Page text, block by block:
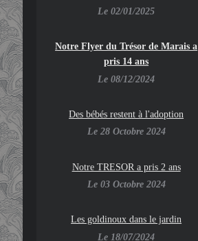
Le 02/01/2025
Notre Flyer du Trésor de Marais a
pris 14 ans
Le 08/12/2024
Des bébés restent à l'adoption
Le 28 Octobre 2024
Notre TRESOR a pris 2 ans
Le 03 Octobre 2024
Les goldinoux dans le jardin
Le 18/07/2024